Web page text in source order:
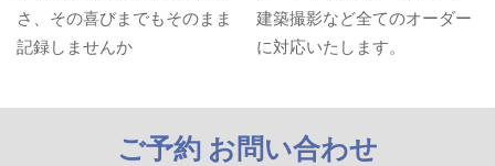
さ、その喜びまでもそのまま
記録しませんか
建築撮影など全てのオーダー
に対応いたします。
ご予約 お問い合わせ